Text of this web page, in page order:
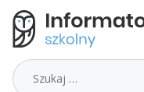
Szukaj